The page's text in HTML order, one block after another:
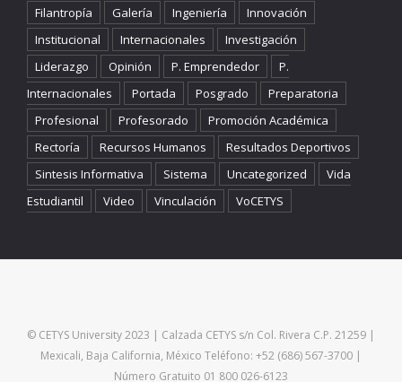
Filantropía
Galería Ingeniería
Innovación
Institucional
Internacionales
Investigación
Liderazgo
Opinión P. Emprendedor
P.
Internacionales
Portada Posgrado
Preparatoria
Profesional
Profesorado
Promoción Académica
Rectoría
Recursos Humanos
Resultados Deportivos
Sintesis Informativa
Sistema Uncategorized
Vida
Estudiantil
Video Vinculación VoCETYS
© CETYS University 2023 | Calzada CETYS s/n Col. Rivera C.P. 21259 |
Mexicali, Baja California, México Teléfono: +52 (686) 567-3700 |
Número Gratuito 01 800 026-6123